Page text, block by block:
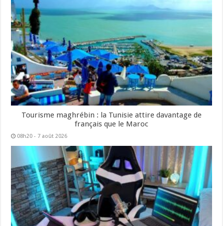
Tourisme maghrébin : la Tunisie attire davantage de
français que le Maroc
08h20 - 7 août 2026